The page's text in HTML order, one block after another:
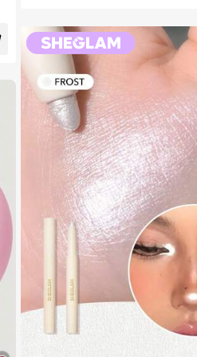
y prácticos, Rellenos de calcetines,
maquillaje, Productos asequibles,
s, Regalos para mujeres, Regalos de